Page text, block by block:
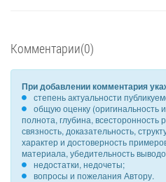
Комментарии(0)
При добавлении комментария
степень актуальности
общую оценку (оригинальность
полнота, глубина, всесторонность
связность, доказательность,
характер и достоверность
материала, убедительность
недостатки, недочеты;
вопросы и пожелания Автору.